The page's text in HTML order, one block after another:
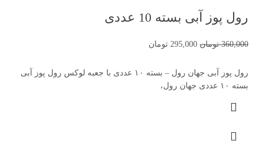
رول پوز آبی بسته 10 عددی
360,000 تومان 295,000 تومان
رول پوز آبی جهان رول – بسته ۱۰ عددی با جعبه لوکس رول پوز آبی
بسته ۱۰ عددی جهان رول،